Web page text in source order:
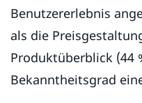
Benutzererlebnis
als die
Produktüberblick (44
Bekanntheitsgrad